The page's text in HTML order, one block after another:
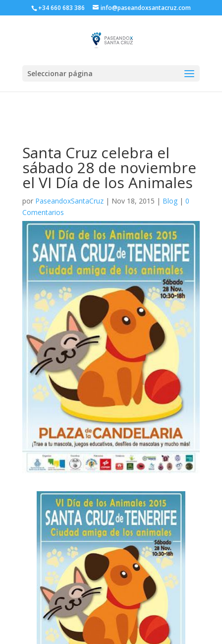
+34 660 683 386 info@paseandoxsantacruz.com
Seleccionar página
Santa Cruz celebra el
sábado 28 de noviembre
el VI Día de los Animales
por PaseandoxSantaCruz| Nov 18, 2015 | Blog| 0
Comentarios